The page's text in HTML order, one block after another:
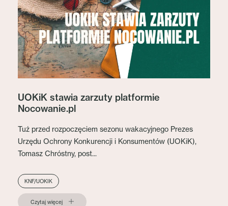
UOKiK stawia zarzuty platformie
Nocowanie.pl
Tuż przed rozpoczęciem sezonu wakacyjnego Prezes
Urzędu Ochrony Konkurencji i Konsumentów (UOKiK),
Tomasz Chróstny, post...
KNF/UOKIK
Czytaj więcej